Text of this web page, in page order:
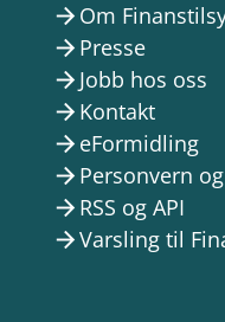
arrow_forward Om
arrow_forward Presse
arrow_forward Jobb hos oss
arrow_forward Kontakt
arrow_forward eFormidling
arrow_forward Personvern
arrow_forward RSS og API
arrow_forwardVarsling til